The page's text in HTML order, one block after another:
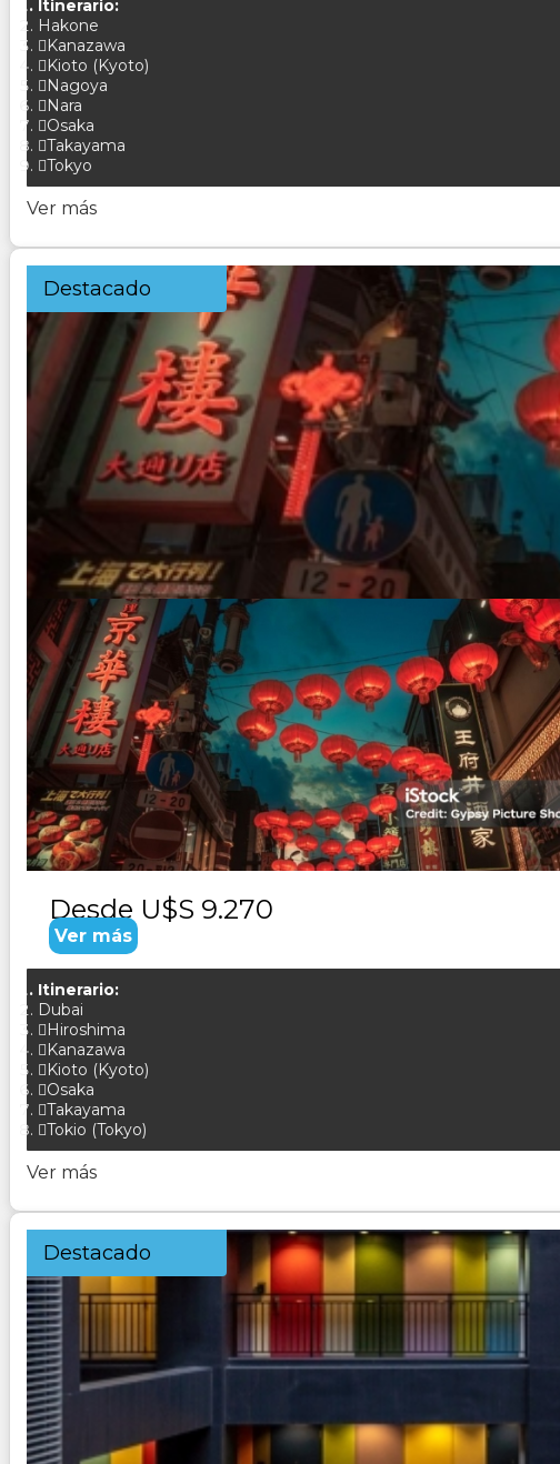
Itinerario:
Hakone
Kanazawa
Kioto (Kyoto)
Nagoya
Nara
Osaka
Takayama
Tokyo
Ver más
Destacado
JAPON y DUBAI - SALIDA
Duración:
18Días 17 Noches
PAQUETE TURISTICO DE 18 DIAS 17 NOCHES. SALIDA
SUPERIOR VISITA : Dubai, Osaka, Nara, Kioto, Hiroshima, Seki
Desde U$S 9.270
Ver más
Itinerario:
Dubai
Hiroshima
Kanazawa
Kioto (Kyoto)
Osaka
Takayama
Tokio (Tokyo)
Ver más
Destacado